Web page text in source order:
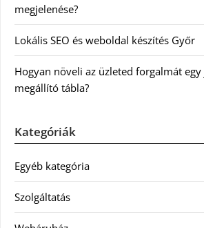
megjelenése?
Lokális SEO és weboldal készítés Győr
Hogyan növeli az üzleted forgalmát
megállító tábla?
Kategóriák
Egyéb kategória
Szolgáltatás